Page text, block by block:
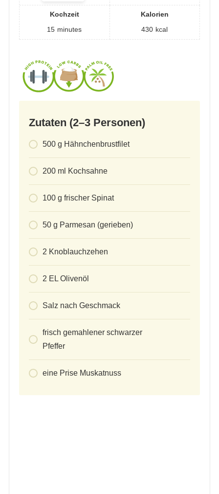
Kochzeit
15 minutes
Kalorien
430 kcal
Zutaten (2–3 Personen)
500 g Hähnchenbrustfilet
200 ml Kochsahne
100 g frischer Spinat
50 g Parmesan (gerieben)
2 Knoblauchzehen
2 EL Olivenöl
Salz nach Geschmack
frisch gemahlener schwarzer
Pfeffer
eine Prise Muskatnuss